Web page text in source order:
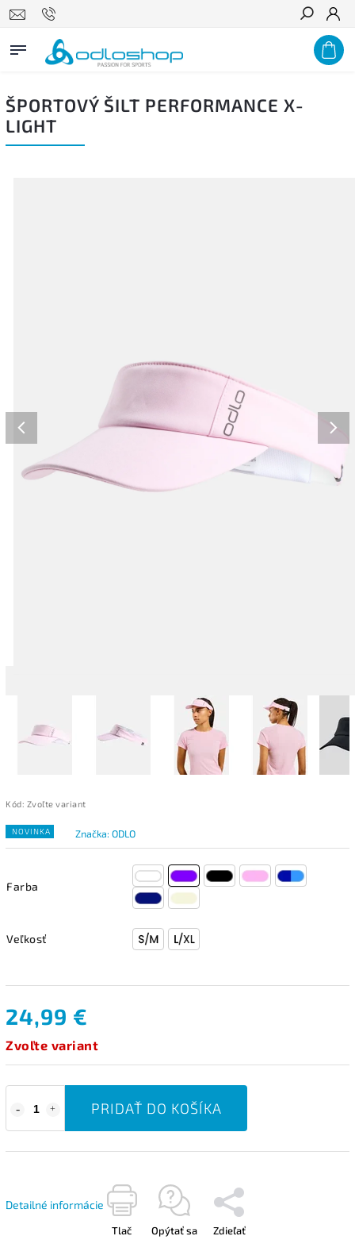
Hľadať
ŠPORTOVÝ ŠILT PERFORMANCE X-
LIGHT
Kód: Zvoľte variant
NOVINKA Značka: ODLO
Farba
Veľkosť
24,99 €
Zvoľte variant
PRIDAŤ DO KOŠÍKA
Detailné informácie
Tlač Opýtať sa Zdieľať